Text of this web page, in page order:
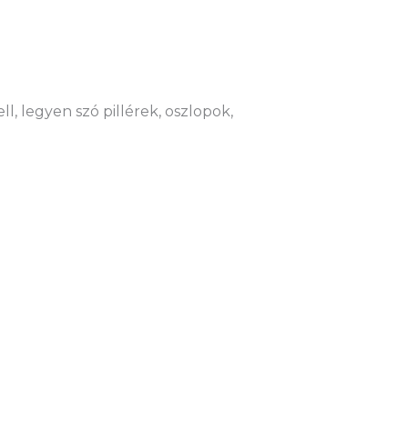
legyen szó pillérek, oszlopok,